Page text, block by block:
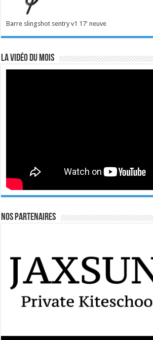
Barre slingshot sentry v1 17' neuve
La vidéo du mois
Nos Partenaires